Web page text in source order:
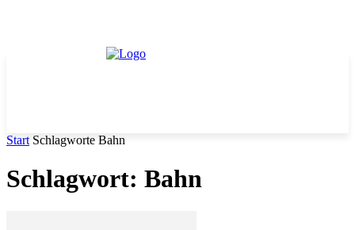
Start Schlagworte Bahn
Schlagwort: Bahn